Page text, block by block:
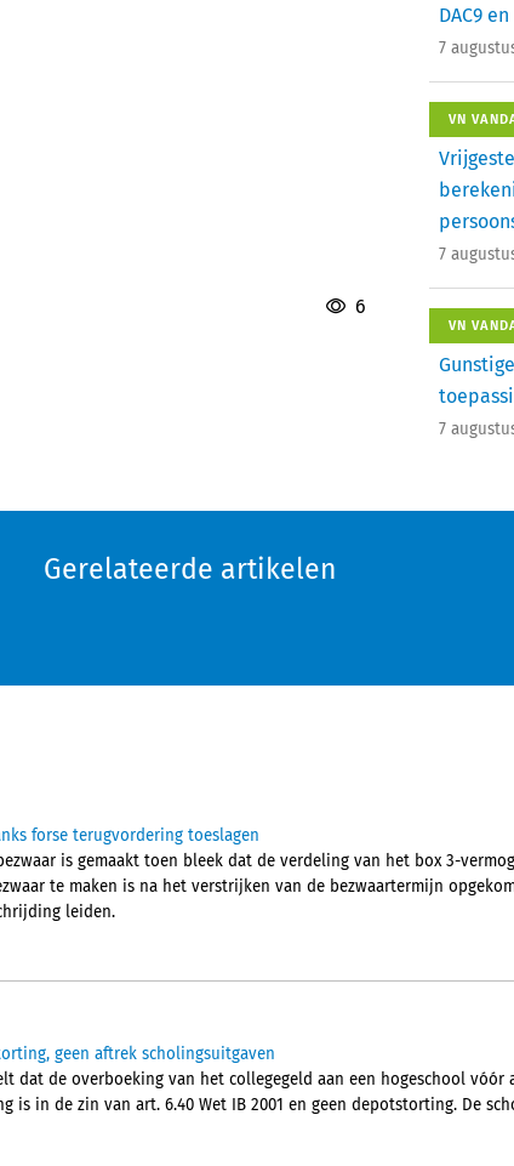
6
DAC9
7
VN
7
VN
7
Gerelateerde artikelen
forse terugvordering toeslagen
is gemaakt toen bleek dat de verdeling van het box 3-
te maken is na het verstrijken van de bezwaartermijn
leiden.
geen aftrek scholingsuitgaven
dat de overboeking van het collegegeld aan een hogeschool vóór
is in de zin van art. 6.40 Wet IB 2001 en geen depotstorting. De